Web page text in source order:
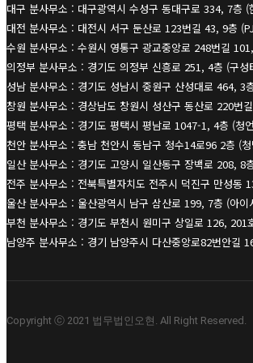
대구 분사무소 : 대구광역시 수성구 동대구로 334, 7층 (
대전 분사무소 : 대전시 서구 둔산로 123번길 43, 9층
수원 분사무소 : 수원시 영통구 광교중앙로 248번길
의정부 분사무소 : 경기도 의정부 신흥로 251, 4층 (구성
성남 분사무소 : 경기도 성남시 중원구 산성대로 464, 3
창원 분사무소 : 경상남도 창원시 성산구 동산로 220번
평택 분사무소 : 경기도 평택시 평남로 1047-1, 4층 (청
천안 분사무소 : 충남 천안시 동남구 청수14로96 2층 (
일산 분사무소 : 경기도 고양시 일산동구 장백로 208, 8
전주 분사무소 : 전북특별자치도 전주시 덕진구 만성동
울산 분사무소 : 울산광역시 남구 삼산로 199, 7층 (아이
부천 분사무소 : 경기도 부천시 원미구 상일로 126, 201
남양주 분사무소 : 경기 남양주시 다산중앙로82번안길
Copyright ⓒ 2021 법무법인오현. All Right Reserved.